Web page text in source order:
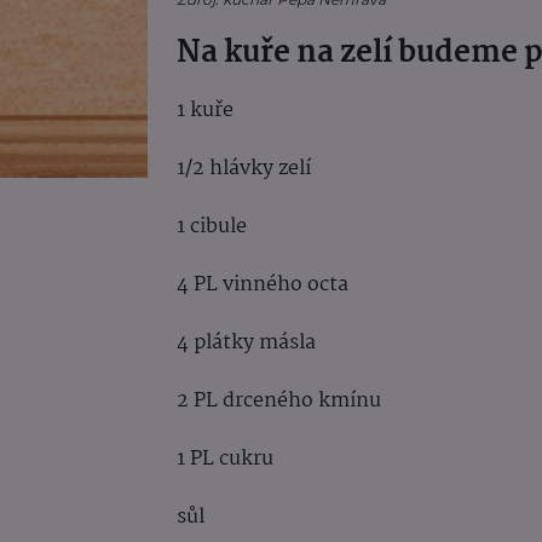
Na kuře na zelí budeme
1 kuře
1/2 hlávky zelí
1 cibule
4 PL vinného octa
4 plátky másla
2 PL drceného kmínu
1 PL cukru
sůl